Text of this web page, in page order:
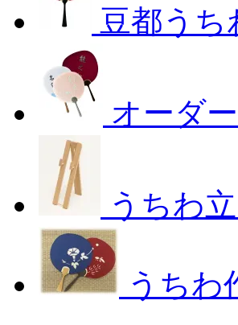
豆都うち
オーダ
うちわ
うちわ